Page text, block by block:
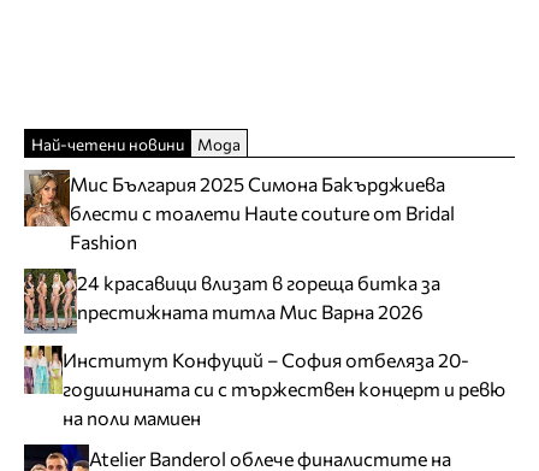
Най-четени новини Мода
Мис България 2025 Симона Бакърджиева
блести с тоалети Haute couture от Bridal
Fashion
24 красавици влизат в гореща битка за
престижната титла Мис Варна 2026
Институт Конфуций – София отбеляза 20-
годишнината си с тържествен концерт и ревю
на поли мамиен
Atelier Banderol облече финалистите на